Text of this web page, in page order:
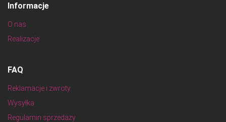
Informacje
O nas
Realizacje
FAQ
Reklamacje i zwroty
Wysyłka
Regulamin sprzedaży